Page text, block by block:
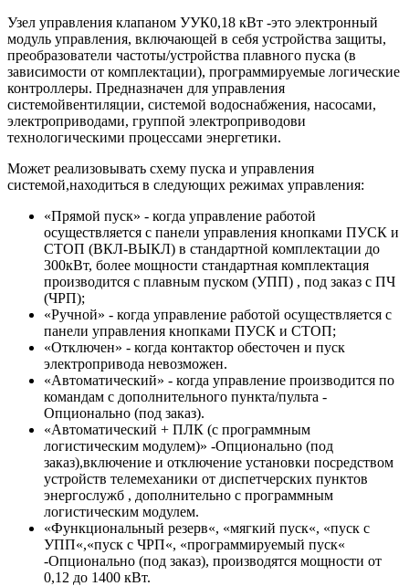
Узел управления клапаном УУК0,18 кВт -это электронный
модуль управления, включающей в себя устройства защиты,
преобразователи частоты/устройства плавного пуска (в
зависимости от комплектации), программируемые логические
контроллеры. Предназначен для управления
системойвентиляции, системой водоснабжения, насосами,
электроприводами, группой электроприводови
технологическими процессами энергетики.
Может реализовывать схему пуска и управления
системой,находиться в следующих режимах управления:
«Прямой пуск» - когда управление работой
осуществляется с панели управления кнопками ПУСК и
СТОП (ВКЛ-ВЫКЛ) в стандартной комплектации до
300кВт, более мощности стандартная комплектация
производится с плавным пуском (УПП) , под заказ с ПЧ
(ЧРП);
«Ручной» - когда управление работой осуществляется с
панели управления кнопками ПУСК и СТОП;
«Отключен» - когда контактор обесточен и пуск
электропривода невозможен.
«Автоматический» - когда управление производится по
командам с дополнительного пункта/пульта -
Опционально (под заказ).
«Автоматический + ПЛК (с программным
логистическим модулем)» -Опционально (под
заказ),включение и отключение установки посредством
устройств телемеханики от диспетчерских пунктов
энергослужб , дополнительно с программным
логистическим модулем.
«Функциональный резерв«, «мягкий пуск«, «пуск с
УПП«,«пуск с ЧРП«, «программируемый пуск«
-Опционально (под заказ), производятся мощности от
0,12 до 1400 кВт.